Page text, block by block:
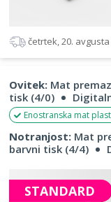
četrtek, 20. avgusta
Ovitek: Mat
tisk (4/0)
Enostranska mat
Notranjost: Mat
barvni tisk (4/4)
STANDARD